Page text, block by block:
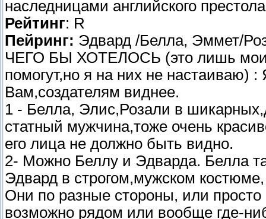
наследницами английского
Рейтинг: R
Пейринг: Эдвард /Белла, Эммет/
ЧЕГО БЫ ХОТЕЛОСЬ (это лишь
помогут,но я на них не настаиваю)
Вам,создателям виднее.
1 - Белла, Элис,Розали в
статный мужчина,тоже очень
его лица не должно быть видно.
2- Можно Беллу и Эдварда. Белла
Эдвард в строгом,мужском
Они по разные стороны, или
возможно рядом или вообще где-